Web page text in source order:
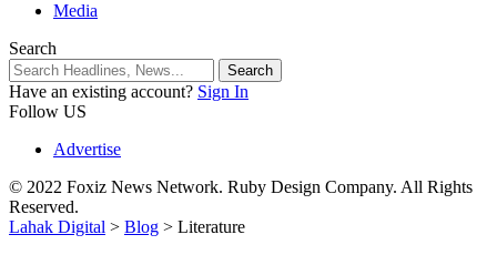
Media
Search
Have an existing account? Sign In
Follow US
Advertise
© 2022 Foxiz News Network. Ruby Design Company. All Rights
Reserved.
Lahak Digital > Blog > Literature